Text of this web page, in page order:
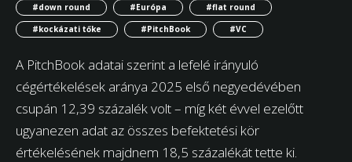
#down round #Európa
#flat round
#kockázati tőke
#PitchBook #VC
A PitchBook adatai szerint a lefelé irányuló
cégértékelések aránya 2025 első negyedévében
csupán 12,39 százalék volt – míg két évvel ezelőtt
ugyanezen adat az összes befektetési kör
értékelésének majdnem 18,5 százalékát tette ki.